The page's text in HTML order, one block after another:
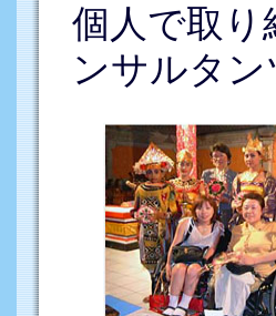
個人で取
ンサルタ